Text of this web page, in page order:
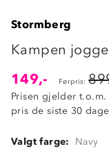
Stormberg
Kampen
149,-
Førpris:
Prisen gjelder
pris de siste 30
Valgt farge: Navy